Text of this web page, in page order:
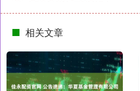
相关文章